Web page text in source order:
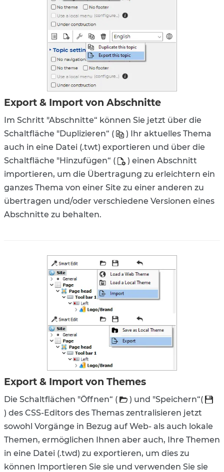
Export & Import von Abschnitte
Im Schritt "Abschnitte“ können Sie jetzt über die
Schaltfläche "Duplizieren“ (
) Ihr aktuelles Thema
auch in eine Datei (.twt) exportieren und über die
Schaltfläche "Hinzufügen“ (
) einen Abschnitt
importieren, um die Übertragung zu erleichtern ein
ganzes Thema von einer Site zu einer anderen zu
übertragen und/oder verschiedene Versionen eines
Abschnitte zu behalten.
Export & Import von Themes
Die Schaltflächen "Öffnen“ (
) und "Speichern“(
) des CSS-Editors des Themas zentralisieren jetzt
sowohl Vorgänge in Bezug auf Web- als auch lokale
Themen, ermöglichen Ihnen aber auch, Ihre Themen
in eine Datei (.twd) zu exportieren, um dies zu
können Importieren Sie sie und verwenden Sie sie